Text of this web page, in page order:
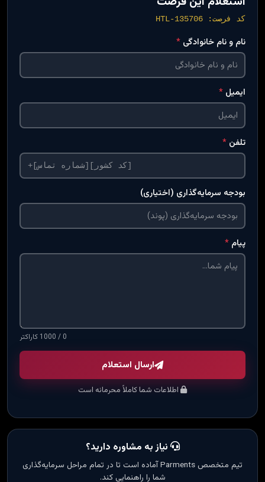
کد فرصت: HTL-135706
نام و نام خانوادگی *
ایمیل *
تلفن *
بودجه سرمایه‌گذاری (اختیاری)
پیام *
0 / 1000 کاراکتر
ارسال استعلام
اطلاعات شما کاملاً محرمانه است
نیاز به مشاوره دارید؟
تیم متخصص Parments آماده است تا در تمام مراحل سرمایه‌گذاری
شما را راهنمایی کند.